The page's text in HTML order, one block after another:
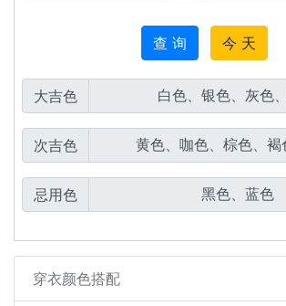
查 询 今 天
大吉色
次吉色
忌用色
穿衣颜色搭配